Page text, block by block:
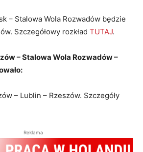
– Stalowa Wola Rozwadów będzie
Szczegółowy rozkład TUTAJ.
– Stalowa Wola Rozwadów –
– Lublin – Rzeszów. Szczegóły
Reklama